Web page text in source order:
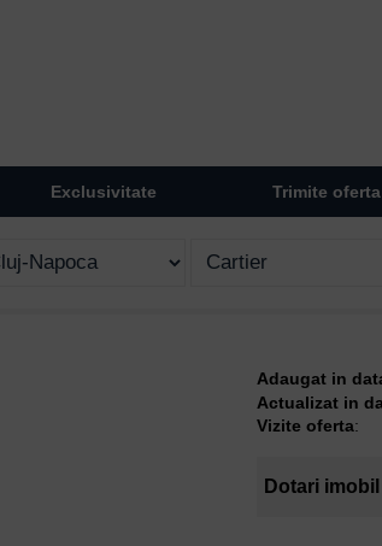
Exclusivitate Trimite
Adaugat in
Actualizat in
Vizite oferta:
Dotari imobil